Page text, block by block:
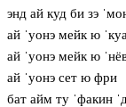
энд ай куд би зэ
ай ˈуонэ мейк ю
ай ˈуонэ мейк ю
ай ˈуонэ сет ю фри
бат айм ту ˈфакин